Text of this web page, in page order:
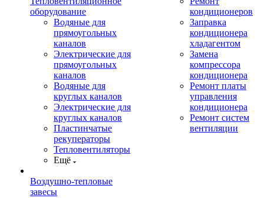
оборудование
Водяные для
прямоугольных
каналов
Электрические для
прямоугольных
каналов
Водяные для
круглых каналов
Электрические для
круглых каналов
Пластинчатые
рекуператоры
Тепловентиляторы
Ещё
Воздушно-тепловые
завесы
кондиционеров
Заправка
кондиционера
хладагентом
Замена
компрессора
кондиционера
Ремонт платы
управления
кондиционера
Ремонт систем
вентиляции